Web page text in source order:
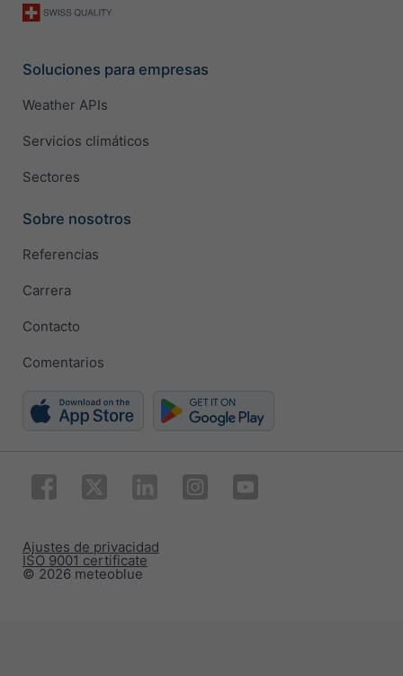
Soluciones para empresas
Weather APIs
Servicios climáticos
Sectores
Sobre nosotros
Referencias
Carrera
Contacto
Comentarios
© 2026 meteoblue
ISO 9001 certificate
Ajustes de privacidad